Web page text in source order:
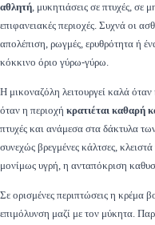
αθλητή, μυκητιάσεις σε πτυχές, σε
επιφανειακές περιοχές. Συχνά οι
απολέπιση, ρωγμές, ερυθρότητα ή
κόκκινο όριο γύρω-γύρω.
Η μικοναζόλη λειτουργεί καλά
όταν η περιοχή κρατιέται καθαρή
πτυχές και ανάμεσα στα δάκτυλα
συνεχώς βρεγμένες κάλτσες,
μονίμως υγρή, η ανταπόκριση
Σε ορισμένες περιπτώσεις η κρέμα
επιμόλυνση μαζί με τον μύκητα.